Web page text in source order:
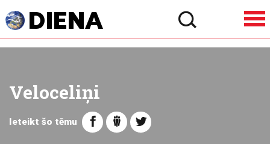
Veloceliņi
Ieteikt šo tēmu